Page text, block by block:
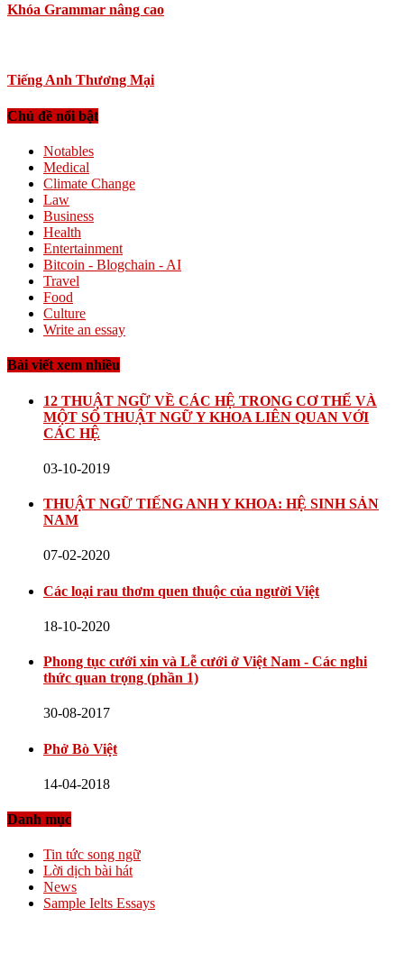
Khóa Grammar nâng cao
Tiếng Anh Thương Mại
Chủ đề nổi bật
Notables
Medical
Climate Change
Law
Business
Health
Entertainment
Bitcoin - Blogchain - AI
Travel
Food
Culture
Write an essay
Bài viết xem nhiều
12 THUẬT NGỮ VỀ CÁC HỆ TRONG CƠ THỂ VÀ
MỘT SỐ THUẬT NGỮ Y KHOA LIÊN QUAN VỚI
CÁC HỆ
03-10-2019
THUẬT NGỮ TIẾNG ANH Y KHOA: HỆ SINH SẢN
NAM
07-02-2020
Các loại rau thơm quen thuộc của người Việt
18-10-2020
Phong tục cưới xin và Lễ cưới ở Việt Nam - Các nghi
thức quan trọng (phần 1)
30-08-2017
Phở Bò Việt
14-04-2018
Danh mục
Tin tức song ngữ
Lời dịch bài hát
News
Sample Ielts Essays